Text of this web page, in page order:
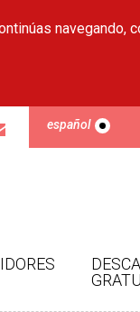
navegando,
español